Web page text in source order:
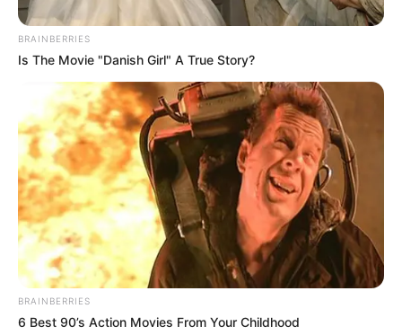
BRAINBERRIES
Is The Movie "Danish Girl" A True Story?
BRAINBERRIES
6 Best 90’s Action Movies From Your Childhood